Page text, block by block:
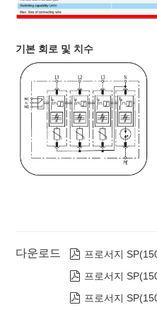
기본 회로 및 치수
다운로드  프로서지
 프로서지
 프로서지